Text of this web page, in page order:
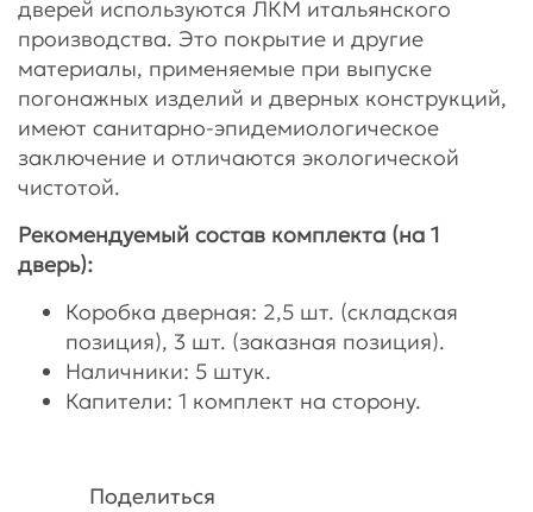
дверей используются ЛКМ итальянского
производства. Это покрытие и другие
материалы, применяемые при выпуске
погонажных изделий и дверных конструкций,
имеют санитарно-эпидемиологическое
заключение и отличаются экологической
чистотой.
Рекомендуемый состав комплекта (на 1
дверь):
Коробка дверная: 2,5 шт. (складская
позиция), 3 шт. (заказная позиция).
Наличники: 5 штук.
Капители: 1 комплект на сторону.
Поделиться